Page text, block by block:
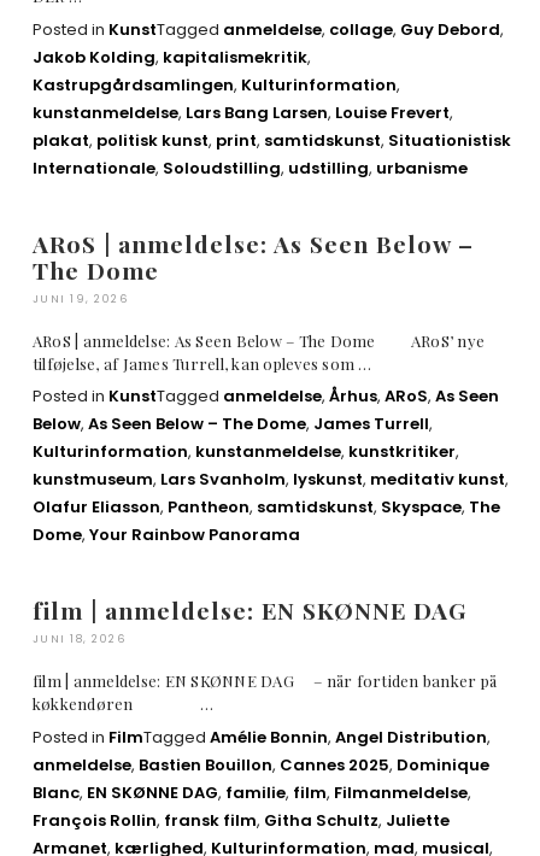
Posted in KunstTagged anmeldelse, collage, Guy Debord,
Jakob Kolding, kapitalismekritik,
Kastrupgårdsamlingen, Kulturinformation,
kunstanmeldelse, Lars Bang Larsen, Louise Frevert,
plakat, politisk kunst, print, samtidskunst, Situationistisk
Internationale, Soloudstilling, udstilling, urbanisme
ARoS | anmeldelse: As Seen Below –
The Dome
JUNI 19, 2026
ARoS | anmeldelse: As Seen Below – The Dome ARoS’ nye
tilføjelse, af James Turrell, kan opleves som …
Posted in KunstTagged anmeldelse, Århus, ARoS, As Seen
Below, As Seen Below – The Dome, James Turrell,
Kulturinformation, kunstanmeldelse, kunstkritiker,
kunstmuseum, Lars Svanholm, lyskunst, meditativ kunst,
Olafur Eliasson, Pantheon, samtidskunst, Skyspace, The
Dome, Your Rainbow Panorama
film | anmeldelse: EN SKØNNE DAG
JUNI 18, 2026
film | anmeldelse: EN SKØNNE DAG – når fortiden banker på
køkkendøren …
Posted in FilmTagged Amélie Bonnin, Angel Distribution,
anmeldelse, Bastien Bouillon, Cannes 2025, Dominique
Blanc, EN SKØNNE DAG, familie, film, Filmanmeldelse,
François Rollin, fransk film, Githa Schultz, Juliette
Armanet, kærlighed, Kulturinformation, mad, musical,